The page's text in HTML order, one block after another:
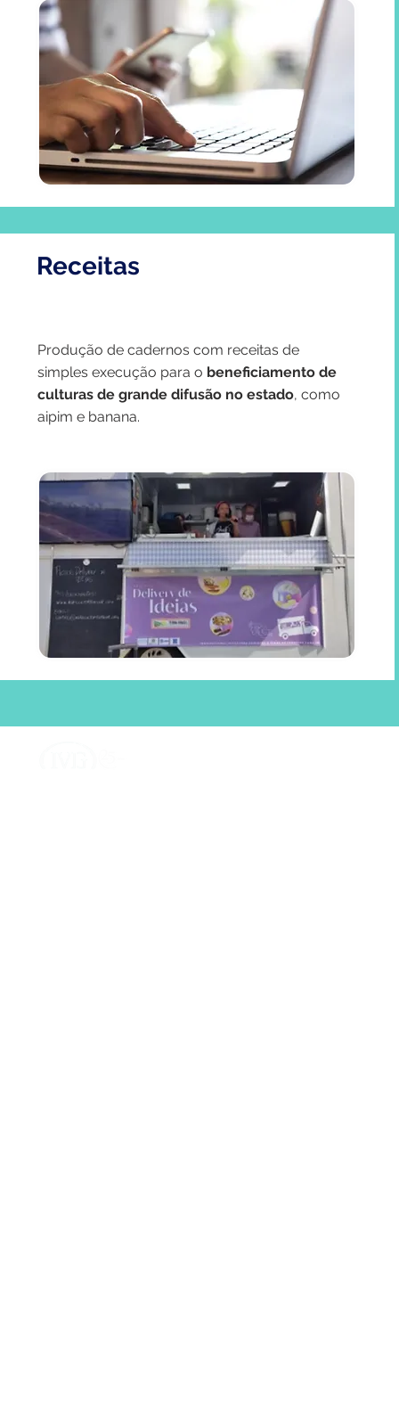
Receitas
Produção de cadernos com receitas de
simples execução para o beneficiamento de
culturas de grande difusão no estado, como
aipim e banana.